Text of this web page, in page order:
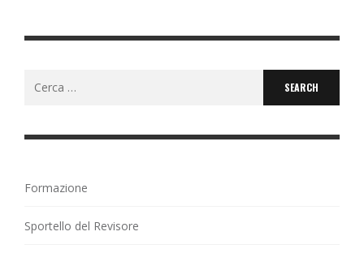
Formazione
Sportello del Revisore